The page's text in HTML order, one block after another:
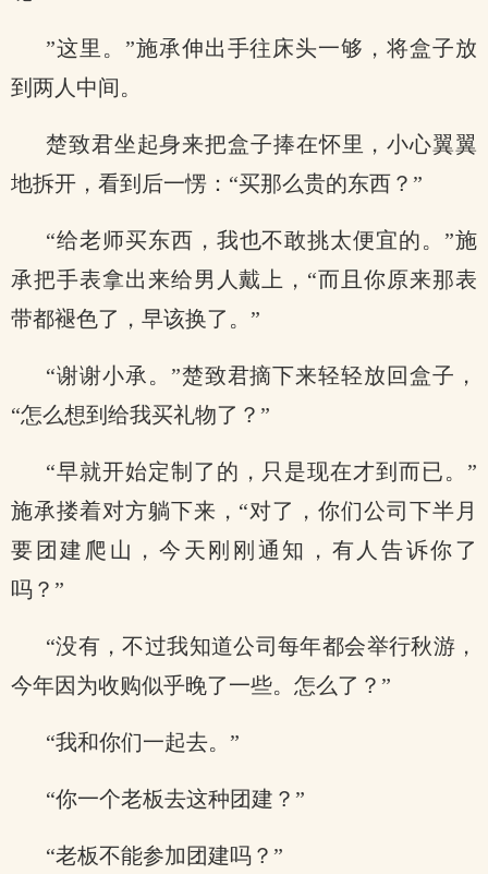
”这里。”施承伸出手往床头一够，将盒子放
到两人中间。
楚致君坐起身来把盒子捧在怀里，小心翼翼
地拆开，看到后一愣：“买那么贵的东西？”
“给老师买东西，我也不敢挑太便宜的。”施
承把手表拿出来给男人戴上，“而且你原来那表
带都褪色了，早该换了。”
“谢谢小承。”楚致君摘下来轻轻放回盒子，
“怎么想到给我买礼物了？”
“早就开始定制了的，只是现在才到而已。”
施承搂着对方躺下来，“对了，你们公司下半月
要团建爬山，今天刚刚通知，有人告诉你了
吗？”
“没有，不过我知道公司每年都会举行秋游，
今年因为收购似乎晚了一些。怎么了？”
“我和你们一起去。”
“你一个老板去这种团建？”
“老板不能参加团建吗？”